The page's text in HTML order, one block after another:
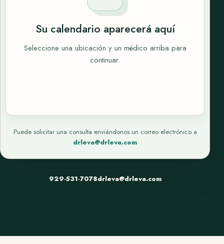
Su calendario aparecerá aquí
Seleccione una ubicación y un médico arriba para
continuar.
Puede solicitar una consulta enviándonos un correo electrónico a
drleva@drleva.com
929-531-7078drleva@drleva.com